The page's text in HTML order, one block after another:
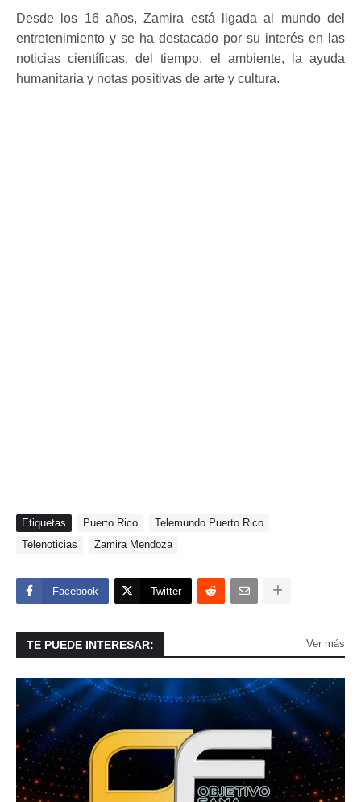
Desde los 16 años, Zamira está ligada al mundo del
entretenimiento y se ha destacado por su interés en las
noticias científicas, del tiempo, el ambiente, la ayuda
humanitaria y notas positivas de arte y cultura.
Etiquetas Puerto Rico
Telemundo Puerto Rico
Telenoticias
Zamira Mendoza
Facebook Twitter
TE PUEDE INTERESAR: Ver más